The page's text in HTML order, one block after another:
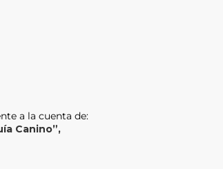
a la cuenta de:
Canino”,